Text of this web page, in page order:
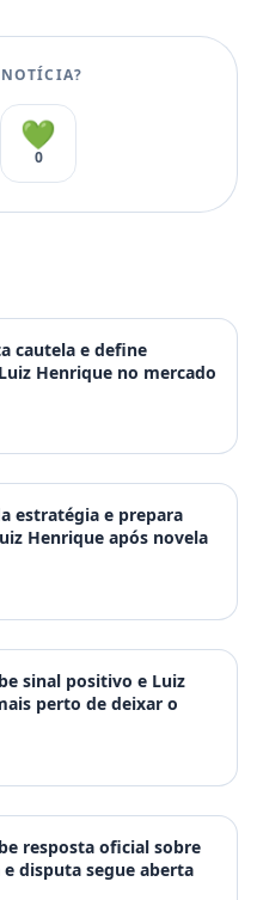
💚
0
cautela e define
Henrique no mercado
estratégia e prepara
Henrique após novela
sinal positivo e Luiz
perto de deixar o
resposta oficial sobre
disputa segue aberta